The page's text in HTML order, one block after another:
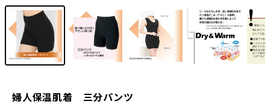
婦人保温肌着 三分パンツ